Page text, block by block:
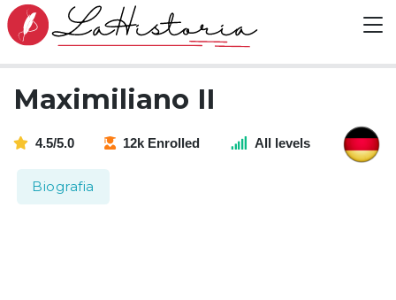
Maximiliano II
4.5/5.0 12k Enrolled All levels
Biografia